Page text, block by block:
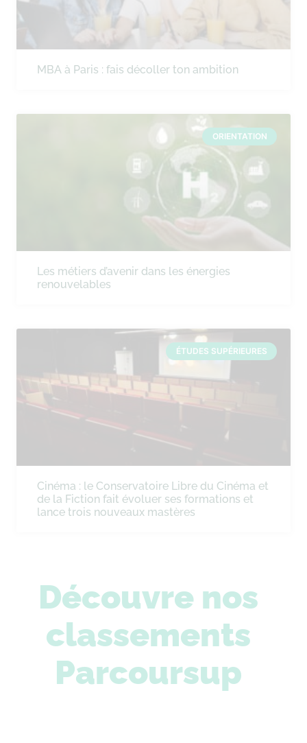
MBA à Paris : fais décoller ton ambition
ORIENTATION
Les métiers d’avenir dans les énergies
renouvelables
ÉTUDES SUPÉRIEURES
Cinéma : le Conservatoire Libre du Cinéma et
de la Fiction fait évoluer ses formations et
lance trois nouveaux mastères
Découvre nos
classements
Parcoursup